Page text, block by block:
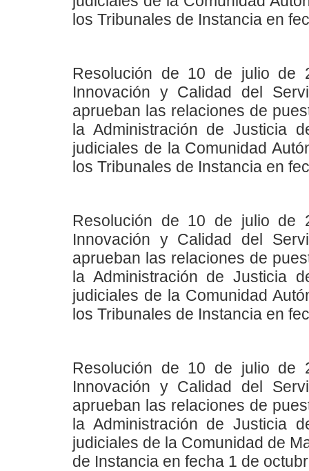
los Tribunales de Instancia en
Resolución de 10 de julio de
Innovación y Calidad del
aprueban las relaciones de
la Administración de Justicia
judiciales de la Comunidad
los Tribunales de Instancia en
Resolución de 10 de julio de
Innovación y Calidad del
aprueban las relaciones de
la Administración de Justicia
judiciales de la Comunidad
los Tribunales de Instancia en
Resolución de 10 de julio de
Innovación y Calidad del
aprueban las relaciones de
la Administración de Justicia
judiciales de la Comunidad de
de Instancia en fecha 1 de